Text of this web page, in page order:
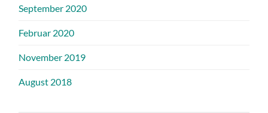
September 2020
Februar 2020
November 2019
August 2018